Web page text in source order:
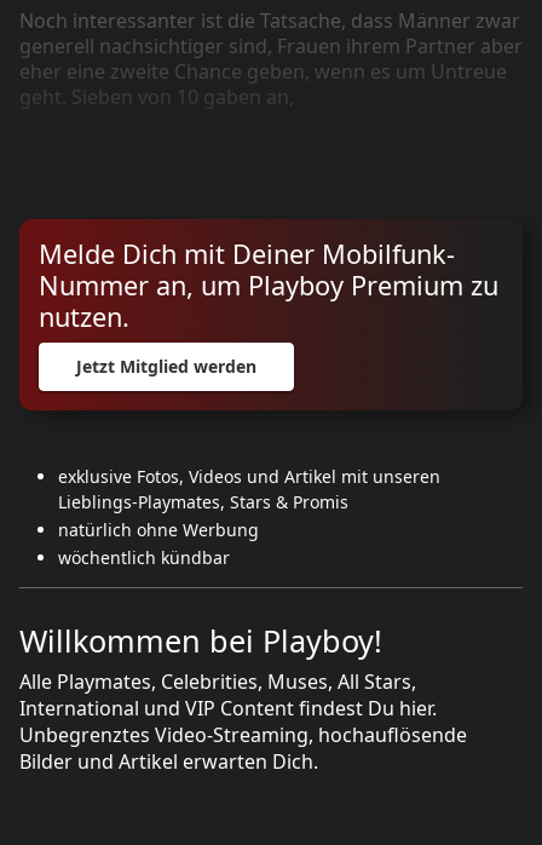
Noch interessanter ist die Tatsache, dass Männer zwar
generell nachsichtiger sind, Frauen ihrem Partner aber
eher eine zweite Chance geben, wenn es um Untreue
geht. Sieben von 10 gaben an,
Melde Dich mit Deiner Mobilfunk-
Nummer an, um Playboy Premium zu
nutzen.
Jetzt Mitglied werden
exklusive Fotos, Videos und Artikel mit unseren
Lieblings-Playmates, Stars & Promis
natürlich ohne Werbung
wöchentlich kündbar
Willkommen bei Playboy!
Alle Playmates, Celebrities, Muses, All Stars,
International und VIP Content findest Du hier.
Unbegrenztes Video-Streaming, hochauflösende
Bilder und Artikel erwarten Dich.